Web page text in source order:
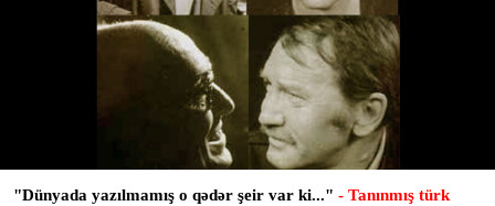
"Dünyada yazılmamış o qədər şeir var ki..." - Tanınmış türk